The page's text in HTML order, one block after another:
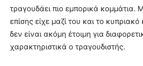
τραγουδάει πιο εμπορικά κομμάτια.
επίσης είχε μαζί του και το
δεν είναι ακόμη έτοιμη για
χαρακτηριστικά ο τραγουδιστής.